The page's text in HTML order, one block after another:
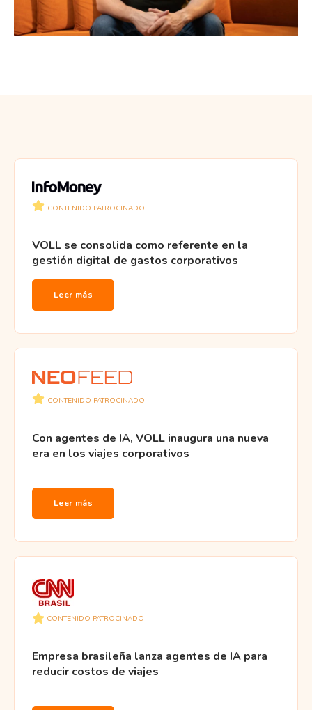
CONTENIDO PATROCINADO
VOLL se consolida como referente en la
gestión digital de gastos corporativos
Leer más
CONTENIDO PATROCINADO
Con agentes de IA, VOLL inaugura una nueva
era en los viajes corporativos
Leer más
CONTENIDO PATROCINADO
Empresa brasileña lanza agentes de IA para
reducir costos de viajes